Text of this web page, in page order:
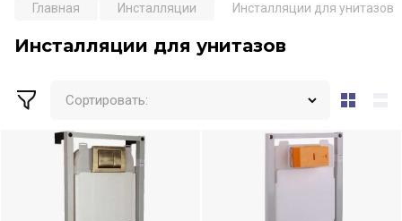
Главная Инсталляции Инсталляции для унитазов
Инсталляции для унитазов
Сортировать: